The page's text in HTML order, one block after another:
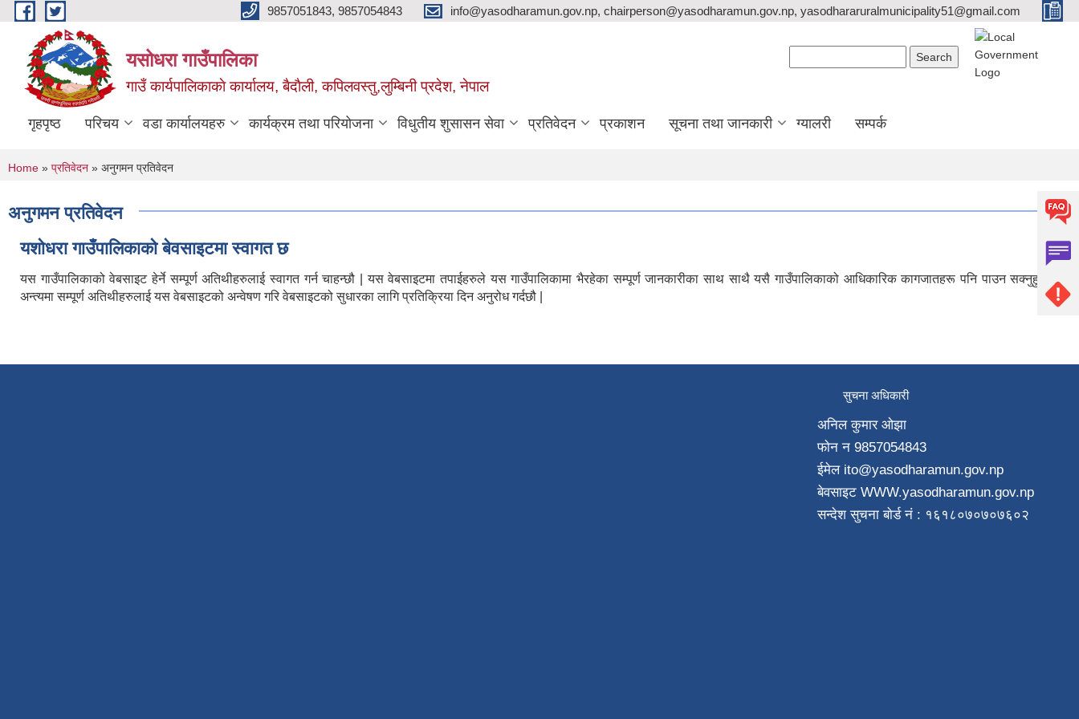
Skip to main content 9857051843, 9857054843 info@yasodharamun.gov.np, chairperson@yasodharamun.gov.np, yasodhararuralmunicipality51@gmail.com
यसोधरा गाउँपालिका
गाउँ कार्यपालिकाकाे कार्यालय, बैदाैली, कपिलवस्तु,लुम्बिनी प्रदेश, नेपाल
गृहपृष्ठ परिचय वडा कार्यालयहरु कार्यक्रम तथा परियोजना विधुतीय शुसासन सेवा प्रतिवेदन प्रकाशन सूचना तथा जानकारी ग्यालरी सम्पर्क
You are here
Home » प्रतिवेदन » अनुगमन प्रतिवेदन
अनुगमन प्रतिवेदन
यशाेधरा गाउँपालिकाकाे बेवसाइटमा स्वागत छ
यस गाउँपालिकाको वेबसाइट हेर्ने सम्पूर्ण अतिथीहरुलाई स्वागत गर्न चाहन्छौ | यस वेबसाइटमा तपाईहरुले यस गाउँपालिकामा भैरहेका सम्पूर्ण जानकारीका साथ साथै यसै गाउँपालिकाको आधिकारिक कागजातहरू पनि पाउन सक्नुहुन्छ |
अन्त्यमा सम्पूर्ण अतिथीहरुलाई यस वेबसाइटको अन्वेषण गरि वेबसाइटको सुधारका लागि प्रतिक्रिया दिन अनुरोध गर्दछौ |
सुचना अधिकारी
अनिल कुमार ओझा
फाेन न‌ 9857054843
ईमेल ito@yasodharamun.gov.np
बेवसाइट WWW.yasodharamun.gov.np
सन्देश सुचना बाेर्ड न‌ं : १६१८०७०७०७६०२